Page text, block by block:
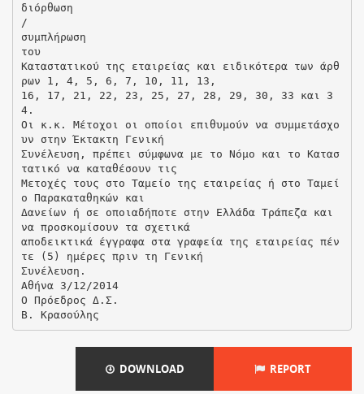
διόρθωση
/
συμπλήρωση
του
Καταστατικού της εταιρείας και ειδικότερα των άρθ
ρων 1, 4, 5, 6, 7, 10, 11, 13,
16, 17, 21, 22, 23, 25, 27, 28, 29, 30, 33 και 3
4.
Οι κ.κ. Μέτοχοι οι οποίοι επιθυμούν να συμμετάσχο
υν στην Έκτακτη Γενική
Συνέλευση, πρέπει σύμφωνα με το Νόμο και το Κατασ
τατικό να καταθέσουν τις
Μετοχές τους στο Ταμείο της εταιρείας ή στο Ταμεί
ο Παρακαταθηκών και
Δανείων ή σε οποιαδήποτε στην Ελλάδα Τράπεζα και
να προσκομίσουν τα σχετικά
αποδεικτικά έγγραφα στα γραφεία της εταιρείας πέν
τε (5) ημέρες πριν τη Γενική
Συνέλευση.
Αθήνα 3/12/2014
Ο Πρόεδρος Δ.Σ.
DOWNLOAD REPORT